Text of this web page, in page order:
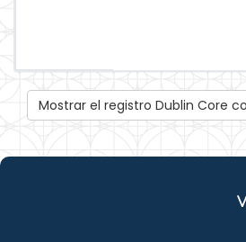
Mostrar el registro Dublin Core